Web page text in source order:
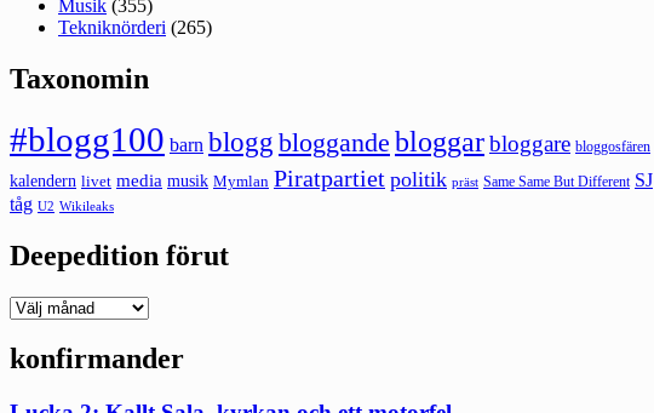
Musik (355)
Tekniknörderi (265)
Taxonomin
#blogg100 barn blogg bloggande bloggarbloggare bloggosfären
kalendern livet media musik Mymlan Piratpartiet politik präst Same Same But Different SJ
tåg U2 Wikileaks
Deepedition förut
Deepedition
konfirmander